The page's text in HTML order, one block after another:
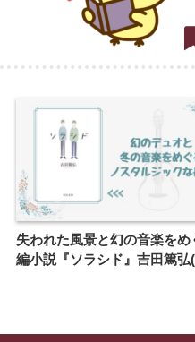
失われた風景と幻の音楽をめ
編小説『ソラシド』吉田篤弘